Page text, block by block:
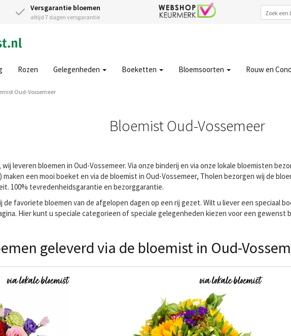
Versgarantie bloemen
altijd 7 dagen versgarantie
Rozen Gelegenheden Boeketten Bloemsoorten Rouw en
Oud-Vossemeer
Bloemist Oud-Vossemeer
leveren bloemen in Oud-Vossemeer. Via onze binderij en via onze lokale bloemisten
een mooi boeket en via de bloemist in Oud-Vossemeer, Tholen bezorgen wij de
100% tevredenheidsgarantie en bezorggarantie.
de favoriete bloemen van de afgelopen dagen op een rij gezet. Wilt u liever een speciaal
Hier kunt u speciale categorieen of speciale gelegenheden kiezen voor een gewenst
geleverd via de bloemist in Oud-